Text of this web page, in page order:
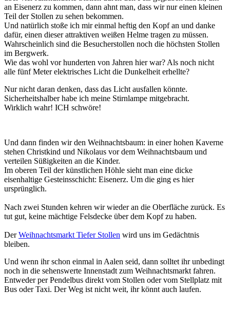
an Eisenerz zu kommen, dann ahnt man, dass wir nur einen kleinen
Teil der Stollen zu sehen bekommen.
Und natürlich stoße ich mir einmal heftig den Kopf an und danke
dafür, einen dieser attraktiven weißen Helme tragen zu müssen.
Wahrscheinlich sind die Besucherstollen noch die höchsten Stollen
im Bergwerk.
Wie das wohl vor hunderten von Jahren hier war? Als noch nicht
alle fünf Meter elektrisches Licht die Dunkelheit erhellte?
Nur nicht daran denken, dass das Licht ausfallen könnte.
Sicherheitshalber habe ich meine Stirnlampe mitgebracht.
Wirklich wahr! ICH schwöre!
Und dann finden wir den Weihnachtsbaum: in einer hohen Kaverne
stehen Christkind und Nikolaus vor dem Weihnachtsbaum und
verteilen Süßigkeiten an die Kinder.
Im oberen Teil der künstlichen Höhle sieht man eine dicke
eisenhaltige Gesteinsschicht: Eisenerz. Um die ging es hier
ursprünglich.
Nach zwei Stunden kehren wir wieder an die Oberfläche zurück. Es
tut gut, keine mächtige Felsdecke über dem Kopf zu haben.
DerWeihnachtsmarkt Tiefer Stollen wird uns im Gedächtnis
bleiben.
Und wenn ihr schon einmal in Aalen seid, dann solltet ihr unbedingt
noch in die sehenswerte Innenstadt zum Weihnachtsmarkt fahren.
Entweder per Pendelbus direkt vom Stollen oder vom Stellplatz mit
Bus oder Taxi. Der Weg ist nicht weit, ihr könnt auch laufen.